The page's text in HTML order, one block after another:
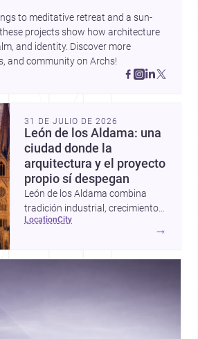
to meditative retreat and a sun-
projects show how architecture
and identity. Discover more
and community on Archs!
31 DE JULIO DE 2026
León de los Aldama: una
ciudad donde la
arquitectura y el proyecto
propio sí despegan
León de los Aldama combina
tradición industrial, crecimiento
urbano y una escena profesional
sólida; por eso es un destino muy
location city
→